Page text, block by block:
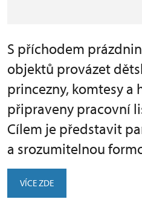
S příchodem
objektů provázet
princezny, komtesy a
připraveny pracovní
Cílem je představit
a srozumitelnou
VÍCE ZDE